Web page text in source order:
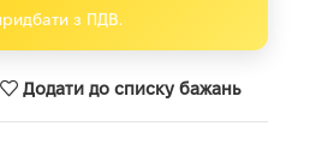
з ПДВ.
Додати до списку бажань